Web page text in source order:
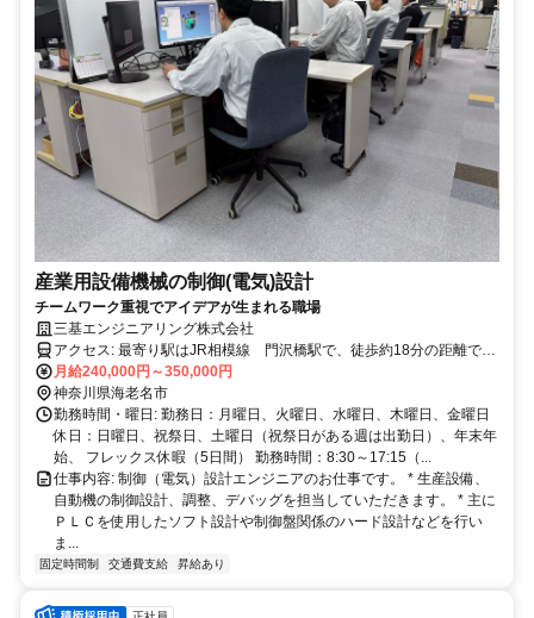
産業用設備機械の制御(電気)設計
チームワーク重視でアイデアが生まれる職場
三基エンジニアリング株式会社
アクセス: 最寄り駅はJR相模線 門沢橋駅で、徒歩約18分の距離で
す。 交通費（上限 50,000円/月）全額支給します。 マイカー、バイ
ク、自転車での通勤も可能です。
月給240,000円～350,000円
神奈川県海老名市
勤務時間・曜日: 勤務日：月曜日、火曜日、水曜日、木曜日、金曜日
休日：日曜日、祝祭日、土曜日（祝祭日がある週は出勤日）、年末年
始、 フレックス休暇（5日間） 勤務時間：8:30～17:15（...
仕事内容: 制御（電気）設計エンジニアのお仕事です。 * 生産設備、
自動機の制御設計、調整、デバッグを担当していただきます。 * 主に
ＰＬＣを使用したソフト設計や制御盤関係のハード設計などを行い
ま...
固定時間制 交通費支給 昇給あり